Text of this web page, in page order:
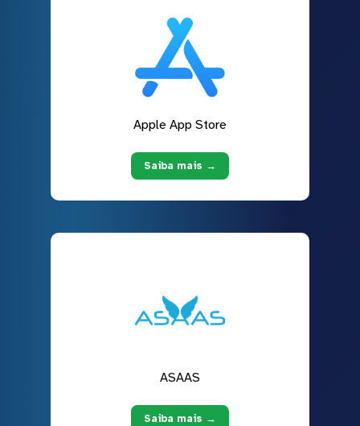
Apple App Store
Saiba mais →
ASAAS
Saiba mais →